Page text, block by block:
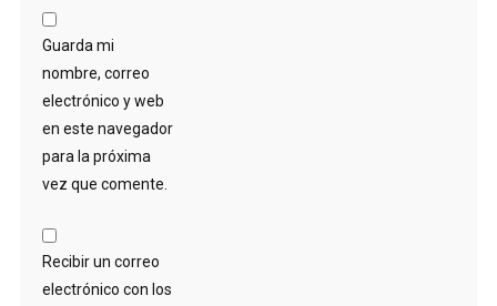
Guarda mi
nombre, correo
electrónico y web
en este navegador
para la próxima
vez que comente.
Recibir un correo
electrónico con los